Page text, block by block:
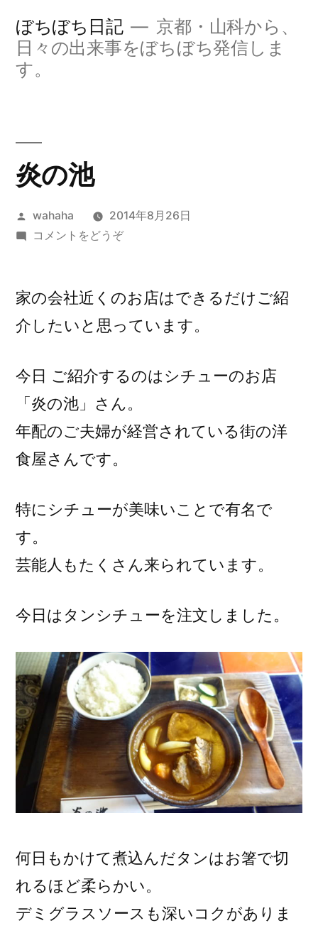
ぼちぼち日記
京都・山科から、
日々の出来事をぼちぼち発信しま
す。
炎の池
投
稿
wahaha
2014年8月26日
コメントをどうぞ(炎
家の会社近くのお店はできるだけご紹
介したいと思っています。
今日 ご紹介するのはシチューのお店
「炎の池」さん。
年配のご夫婦が経営されている街の洋
食屋さんです。
特にシチューが美味いことで有名で
す。
芸能人もたくさん来られています。
今日はタンシチューを注文しました。
何日もかけて煮込んだタンはお箸で切
れるほど柔らかい。
デミグラスソースも深いコクがありま